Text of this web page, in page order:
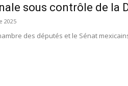
sous contrôle de la
2025
des députés et le Sénat